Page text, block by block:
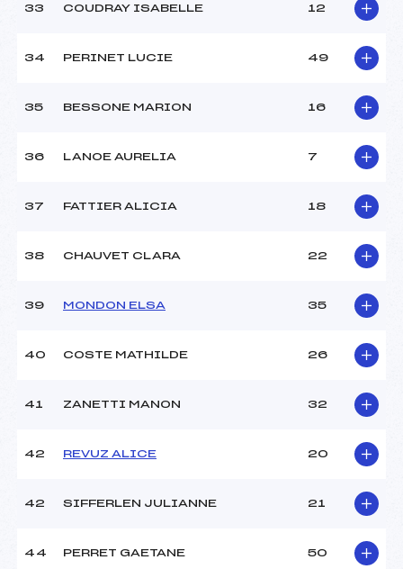
33 COUDRAY ISABELLE 12
34 PERINET LUCIE 49
35 BESSONE MARION 16
36 LANOE AURELIA 7
37 FATTIER ALICIA 18
38 CHAUVET CLARA 22
39 MONDON ELSA 35
40 COSTE MATHILDE 26
41 ZANETTI MANON 32
42 REVUZ ALICE 20
42 SIFFERLEN JULIANNE 21
44 PERRET GAETANE 50